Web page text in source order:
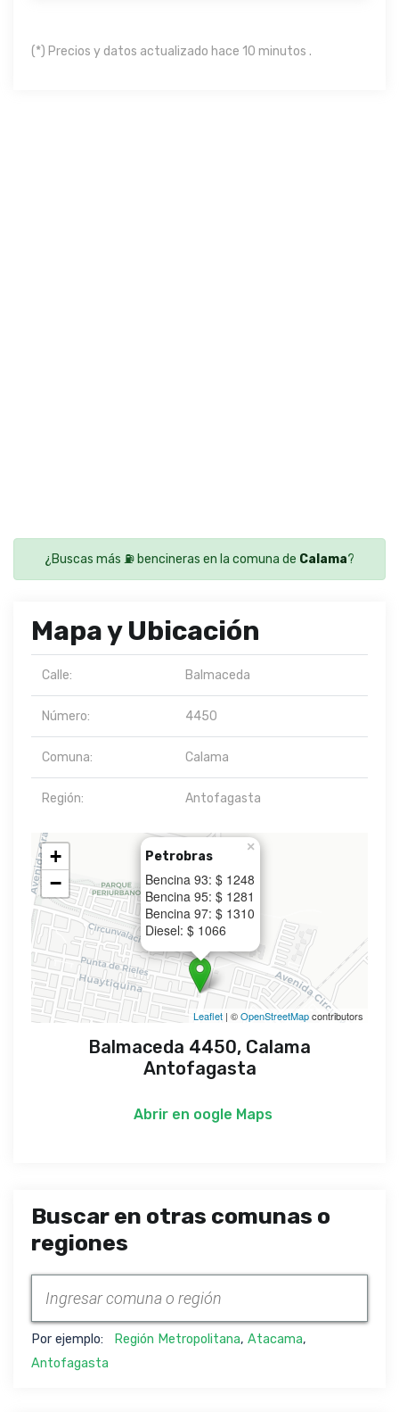
(*) Precios y datos actualizado hace 10 minutos .
¿Buscas más ⛽ bencineras en la comuna de Calama?
Mapa y Ubicación
Calle: Balmaceda
Número: 4450
Comuna: Calama
Región: Antofagasta
Petrobras
Bencina 93: $ 1248
Bencina 95: $ 1281
Bencina 97: $ 1310
Diesel: $ 1066
×
+
−
Leaflet | ©OpenStreetMapcontributors
Balmaceda 4450, Calama
Antofagasta
Abrir en oogle Maps
Buscar en otras comunas o
regiones
Por ejemplo: Región Metropolitana, Atacama,
Antofagasta